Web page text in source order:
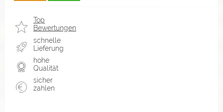
Top
Bewertungen
schnelle
Lieferung
hohe
Qualität
sicher
zahlen